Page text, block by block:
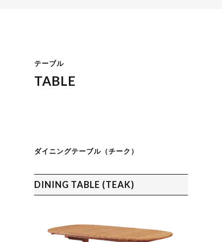
テーブル
TABLE
ダイニングテーブル（チーク）
DINING TABLE (TEAK)